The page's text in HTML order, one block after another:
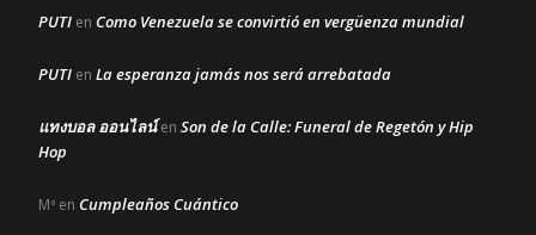
PUTI en Como Venezuela se convirtió en vergüenza mundial
PUTI en La esperanza jamás nos será arrebatada
แทงบอล ออนไลน์en Son de la Calle: Funeral de Regetón y Hip
Hop
Mª en Cumpleaños Cuántico